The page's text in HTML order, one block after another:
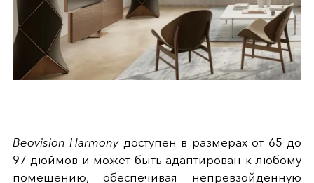
Beovision Harmonyдоступен в размерах от 65 до
97 дюймов и может быть адаптирован к любому
помещению, обеспечивая непревзойденную